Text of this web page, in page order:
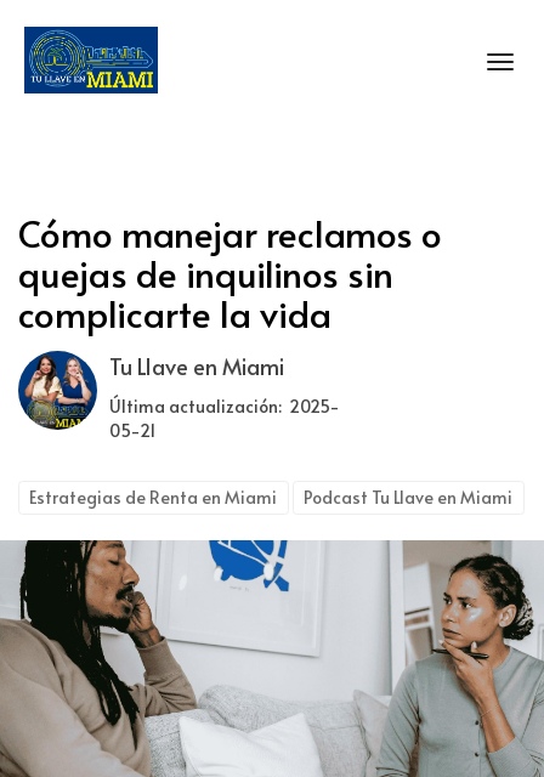
Cómo manejar reclamos o
quejas de inquilinos sin
complicarte la vida
Tu Llave en Miami
Última actualización: 2025-
05-21
Estrategias de Renta en Miami Podcast Tu Llave en Miami